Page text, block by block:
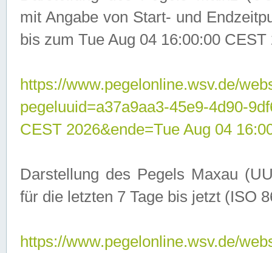
mit Angabe von Start- und
bis zum Tue Aug 04 16:00:00 CEST
https://www.pegelonline.wsv.de/
pegeluuid=a37a9aa3-45e9-4d90-
CEST 2026&ende=Tue Aug 04
Darstellung des Pegels Maxau
für die letzten 7 Tage bis jetzt (ISO
https://www.pegelonline.wsv.de/